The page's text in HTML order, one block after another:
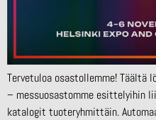
Tervetuloa osastollemme! Täältä
– messuosastomme
katalogit tuoteryhmittäin.